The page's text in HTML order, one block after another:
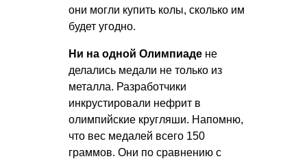
они могли купить колы, сколько им
будет угодно.
Ни на одной Олимпиаде не
делались медали не только из
металла. Разработчики
инкрустировали нефрит в
олимпийские кругляши. Напомню,
что вес медалей всего 150
граммов. Они по сравнению с